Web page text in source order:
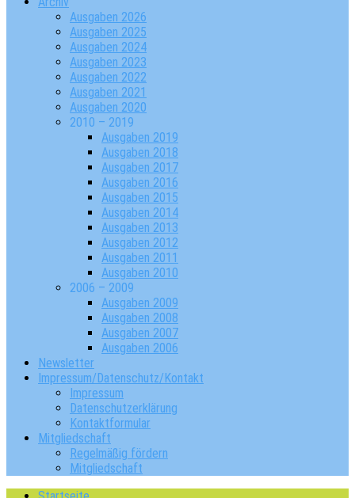
Ausgaben 2026
Ausgaben 2025
Ausgaben 2024
Ausgaben 2023
Ausgaben 2022
Ausgaben 2021
Ausgaben 2020
2010 – 2019
Ausgaben 2019
Ausgaben 2018
Ausgaben 2017
Ausgaben 2016
Ausgaben 2015
Ausgaben 2014
Ausgaben 2013
Ausgaben 2012
Ausgaben 2011
Ausgaben 2010
2006 – 2009
Ausgaben 2009
Ausgaben 2008
Ausgaben 2007
Ausgaben 2006
Newsletter
Impressum/Datenschutz/Kontakt
Impressum
Datenschutzerklärung
Kontaktformular
Mitgliedschaft
Regelmäßig fördern
Mitgliedschaft